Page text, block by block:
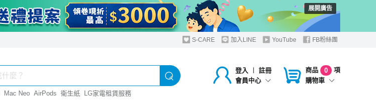
展開廣告
S-CARE 加入LINE YouTube FB粉絲團
登入 ︱
註冊
會員中心
商品 0
項
購物車
Mac Neo AirPods 衛生紙 LG家電租賃服務